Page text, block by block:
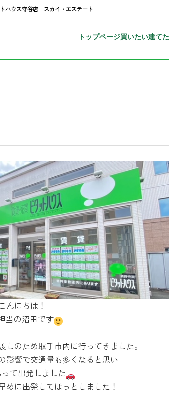
ハウス守谷店 スカイ・エステート
トップページ買いたい建て
んにちは！
当の沼田です
のため取手市内に行ってきました。
影響で交通量も多くなると思い
て出発しました
めに出発してほっとしました！